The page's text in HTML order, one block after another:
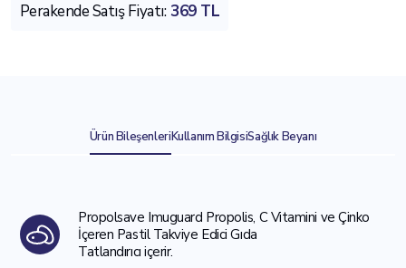
Perakende Satış Fiyatı: 369 TL
Ürün BileşenleriKullanım BilgisiSağlık Beyanı
Propolsave Imuguard Propolis, C Vitamini ve Çinko
İçeren Pastil Takviye Edici Gıda
Tatlandırıcı içerir.